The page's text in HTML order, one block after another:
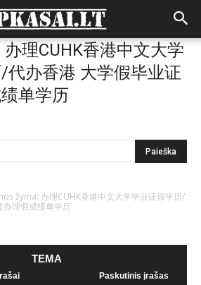
理CUHK香港中文大学
代办香港 大学假毕业证
单学历
žyma: 办理CUHK香港中文大学毕业证假学历/
理假成绩单学历
TEMA
Įrašai Paskutinis įrašas